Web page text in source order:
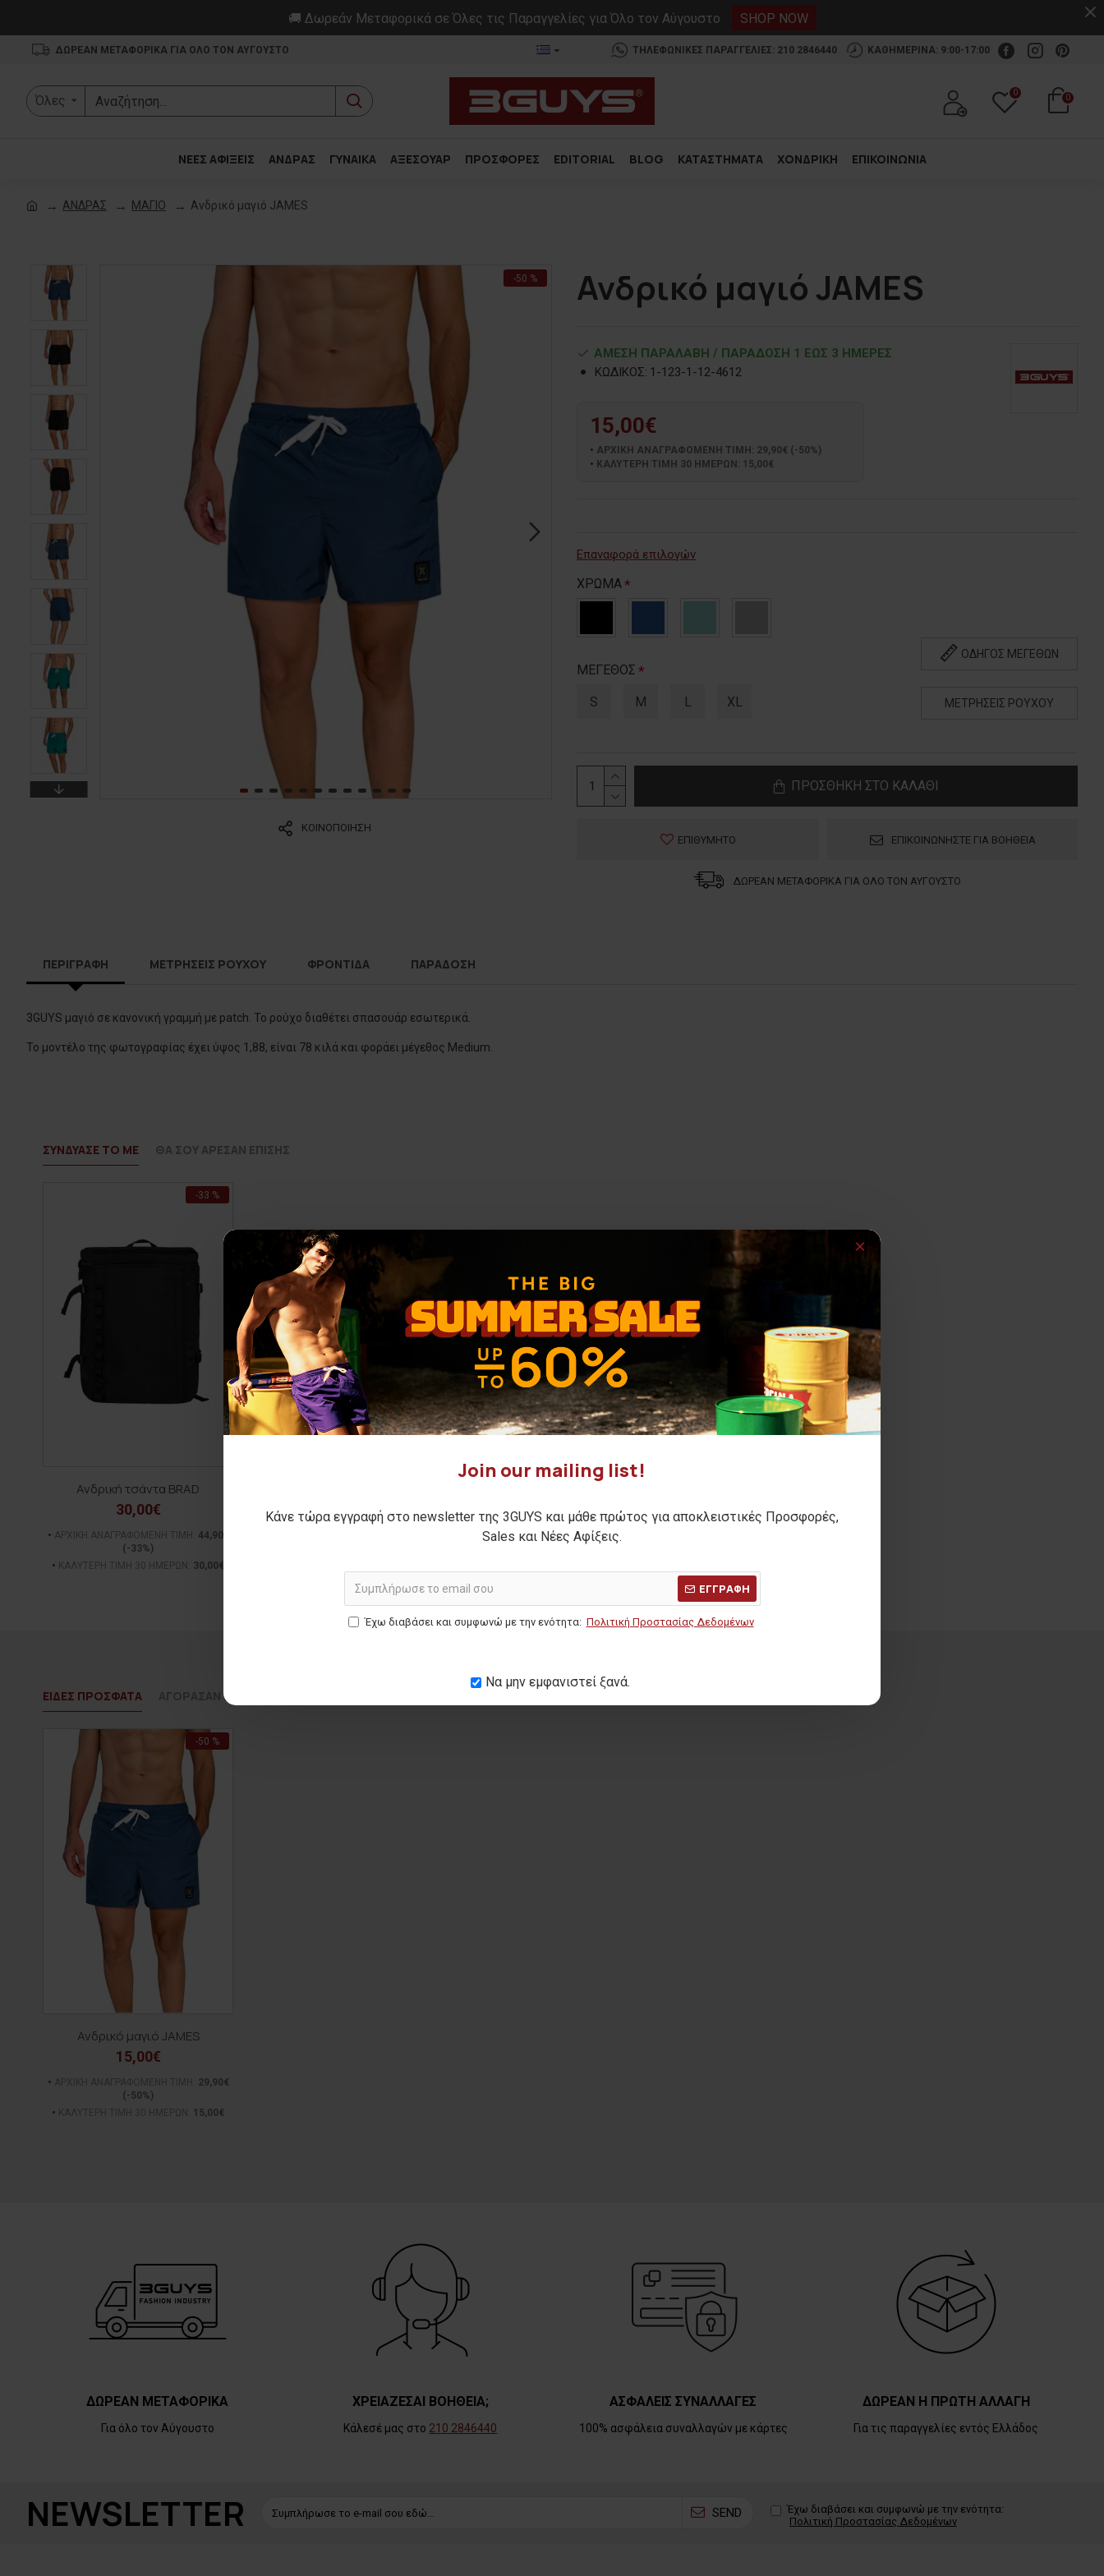
Join our mailing list!
Κάνε τώρα εγγραφή στο newsletter της 3GUYS και μάθε πρώτος για αποκλειστικές Προσφορές,
Sales και Νέες Αφίξεις.
ΕΓΓΡΑΦΗ
Έχω διαβάσει και συμφωνώ με την ενότητα: Πολιτική Προστασίας Δεδομένων
Να μην εμφανιστεί ξανά.
🚚 Δωρεάν Μεταφορικά σε Όλες τις Παραγγελίες για Όλο τον Αύγουστο SHOP NOW
ΔΩΡΕΑΝ ΜΕΤΑΦΟΡΙΚΑ ΓΙΑ ΟΛΟ ΤΟΝ ΑΥΓΟΥΣΤΟ ΤΗΛΕΦΩΝΙΚΕΣ ΠΑΡΑΓΓΕΛΙΕΣ: 210 2846440 ΚΑΘΗΜΕΡΙΝΑ: 9:00-17:00
Όλες
0 0
ΝΕΕΣ ΑΦΙΞΕΙΣ ΑΝΔΡΑΣ ΓΥΝΑΙΚΑ ΑΞΕΣΟΥΑΡ ΠΡΟΣΦΟΡΕΣ EDITORIAL BLOG ΚΑΤΑΣΤΗΜΑΤΑ ΧΟΝΔΡΙΚΗ ΕΠΙΚΟΙΝΩΝΙΑ
ΑΝΔΡΑΣ ΜΑΓΙΟ Ανδρικό μαγιό JAMES
-50 %
ΚΟΙΝΟΠΟΙΗΣΗ
Ανδρικό μαγιό JAMES
ΑΜΕΣΗ ΠΑΡΑΛΑΒΗ / ΠΑΡΑΔOΣΗ 1 ΕΩΣ 3 ΗΜΕΡΕΣ
ΚΩΔΙΚΟΣ: 1-123-1-12-4612
15,00€
ΑΡΧΙΚΗ ΑΝΑΓΡΑΦΟΜΕΝΗ ΤΙΜΗ: 29,90€ (-50%)
ΚΑΛΥΤΕΡΗ ΤΙΜΗ 30 ΗΜΕΡΩΝ: 15,00€
Επαναφορά επιλογών
ΧΡΩΜΑ
ΜΕΓΕΘΟΣ
S M L XL
ΟΔΗΓΟΣ ΜΕΓΕΘΩΝ
ΜΕΤΡΗΣΕΙΣ ΡΟΥΧΟΥ
ΠΡΟΣΘΗΚΗ ΣΤΟ ΚΑΛΑΘΙ
ΕΠΙΘΥΜΗΤΟ ΕΠΙΚΟΙΝΩΝΗΣΤΕ ΓΙΑ ΒΟΗΘΕΙΑ
ΔΩΡΕΑΝ ΜΕΤΑΦΟΡΙΚΑ ΓΙΑ ΟΛΟ ΤΟΝ ΑΥΓΟΥΣΤΟ
ΠΕΡΙΓΡΑΦΗ ΜΕΤΡΗΣΕΙΣ ΡΟΥΧΟΥ ΦΡΟΝΤΙΔΑ ΠΑΡΑΔΟΣΗ
3GUYS μαγιό σε κανονική γραμμή με patch. Το ρούχο διαθέτει σπασουάρ εσωτερικά.
Το μοντέλο της φωτογραφίας έχει ύψος 1,88, είναι 78 κιλά και φοράει μέγεθος Medium.
ΣΥΝΔΥΑΣΕ ΤΟ ΜΕ ΘΑ ΣΟΥ ΑΡΕΣΑΝ ΕΠΙΣΗΣ
-33 %
Ανδρική τσάντα BRAD
30,00€
ΑΡΧΙΚΗ ΑΝΑΓΡΑΦΟΜΕΝΗ ΤΙΜΗ:
44,90€
(-33%)
ΚΑΛΥΤΕΡΗ ΤΙΜΗ 30 ΗΜΕΡΩΝ:
30,00€
ΕΙΔΕΣ ΠΡΟΣΦΑΤΑ ΑΓΟΡΑΣΑΝ ΕΠΙΣΗΣ
-50 %
Ανδρικό μαγιό JAMES
15,00€
29,90€
(-50%)
15,00€
ΔΩΡΕΑΝ ΜΕΤΑΦΟΡΙΚΑ
Για όλο τον Αύγουστο
ΧΡΕΙΑΖΕΣΑΙ ΒΟΗΘΕΙΑ;
Κάλεσέ μας στο 210 2846440
ΑΣΦΑΛΕΙΣ ΣΥΝΑΛΛΑΓΕΣ
100% ασφάλεια συναλλαγών με κάρτες
ΔΩΡΕΑΝ Η ΠΡΩΤΗ ΑΛΛΑΓΗ
Για τις παραγγελίες εντός Ελλάδος
NEWSLETTER SEND
Έχω διαβάσει και συμφωνώ με την ενότητα:
Πολιτική Προστασίας Δεδομένων